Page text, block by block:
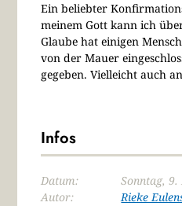
Ein beliebter
meinem Gott kann ich
Glaube hat einigen
von der Mauer
gegeben. Vielleicht auch
Infos
Datum:
Sonntag,
Autor:
Rieke